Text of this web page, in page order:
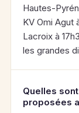
Hautes-
KV Omi Agut
Lacroix à
les grandes
Quelles
proposées